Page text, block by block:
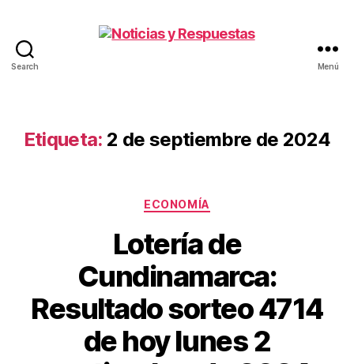
Search Menú
Etiqueta: 2 de septiembre de 2024
Categorías
ECONOMÍA
Lotería de
Cundinamarca:
Resultado sorteo 4714
de hoy lunes 2